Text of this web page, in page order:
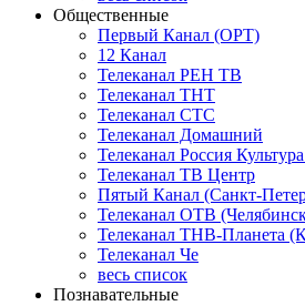
Общественные
Первый Канал (ОРТ)
12 Канал
Телеканал РЕН ТВ
Телеканал ТНТ
Телеканал СТС
Телеканал Домашний
Телеканал Россия
Телеканал ТВ Центр
Пятый Канал (Санкт-
Телеканал ОТВ
Телеканал ТНВ-Планета
Телеканал Че
весь список
Познавательные